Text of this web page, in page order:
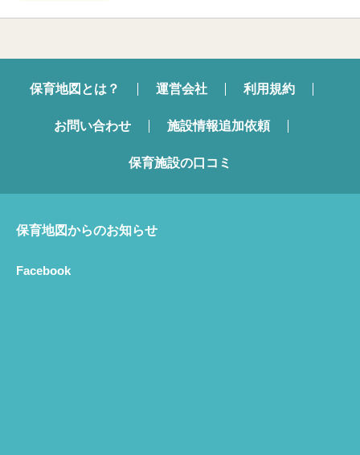
保育地図とは？ 運営会社 利用規約
お問い合わせ 施設情報追加依頼
保育施設の口コミ
保育地図からのお知らせ
Facebook